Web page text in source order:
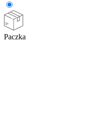
Paczka